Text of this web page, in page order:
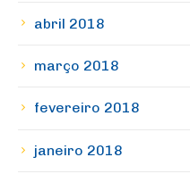
abril 2018
março 2018
fevereiro 2018
janeiro 2018